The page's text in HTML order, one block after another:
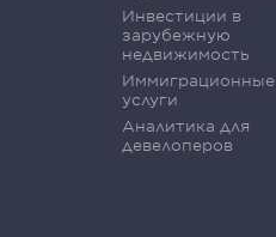
Инвестиции в
зарубежную
недвижимость
Иммиграционные
услуги
Аналитика для
девелоперов